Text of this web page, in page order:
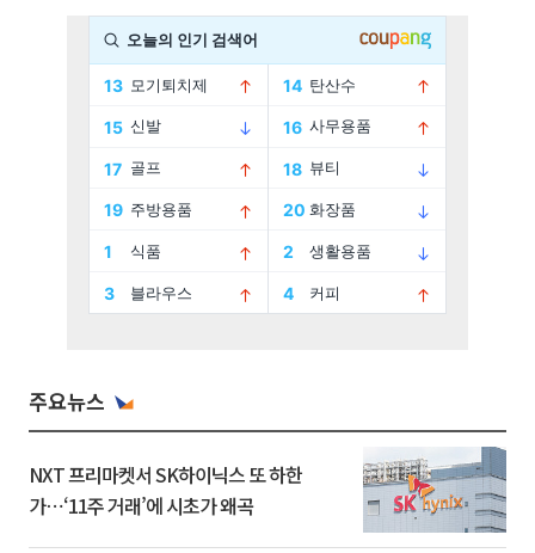
주요뉴스
NXT 프리마켓서 SK하이닉스 또 하한
가⋯‘11주 거래’에 시초가 왜곡